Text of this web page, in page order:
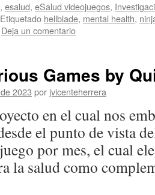
, esalud, eSalud videojuegos,
Etiquetado hellblade, mental health,
Deja un comentario
Games by
2023 por jvicenteherrera
en el cual nos
el punto de vista
por mes, el cual
la salud como